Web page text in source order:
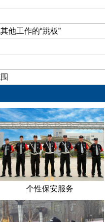
户进行防火、防盗等安全
20000余起，做好事1000余
失数千万元，客户“三
无灾害事故）案件率达99%
荣获“首届全国先进保安服
先进单位…‘肇庆市保安系统
完善、经营理念科学、制度
绩突出的专业保安力量，成为
他工作的“跳板”
个性保安服务